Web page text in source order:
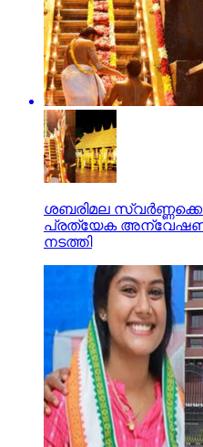
ശബരിമല
പ്രത്യേക
നടത്തി